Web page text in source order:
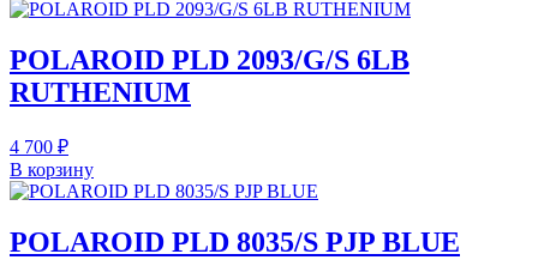
POLAROID PLD 2093/G/S 6LB
RUTHENIUM
4 700 ₽
В корзину
POLAROID PLD 8035/S PJP BLUE